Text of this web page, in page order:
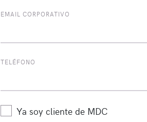
EMAIL CORPORATIVO
TELÉFONO
Ya soy cliente de MDC